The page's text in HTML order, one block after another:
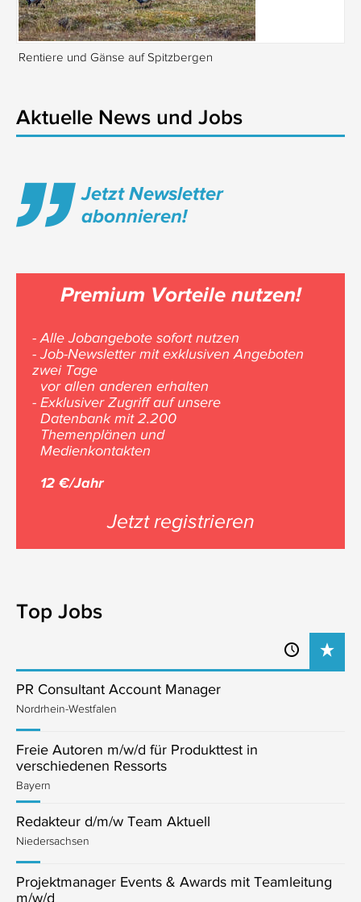
Rentiere und Gänse auf Spitzbergen
Aktuelle News und Jobs
Jetzt Newsletter
abonnieren!
Premium Vorteile nutzen!
- Alle Jobangebote sofort nutzen
- Job-Newsletter mit exklusiven Angeboten
zwei Tage
vor allen anderen erhalten
- Exklusiver Zugriff auf unsere
Datenbank mit 2.200
Themenplänen und
Medienkontakten
12 €/Jahr
Jetzt registrieren
Top Jobs
PR Consultant Account Manager
Nordrhein-Westfalen
Freie Autoren m/w/d für Produkttest in
verschiedenen Ressorts
Bayern
Redakteur d/m/w Team Aktuell
Niedersachsen
Projektmanager Events & Awards mit Teamleitung
m/w/d